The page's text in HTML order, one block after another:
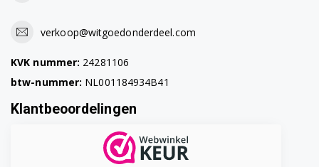
verkoop@witgoedonderdeel.com
KVK nummer: 24281106
btw-nummer: NL001184934B41
Klantbeoordelingen